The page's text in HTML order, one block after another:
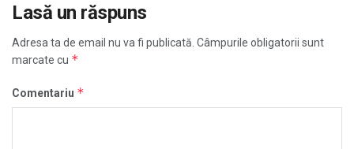
Lasă un răspuns
Adresa ta de email nu va fi publicată. Câmpurile obligatorii sunt
marcate cu *
Comentariu *